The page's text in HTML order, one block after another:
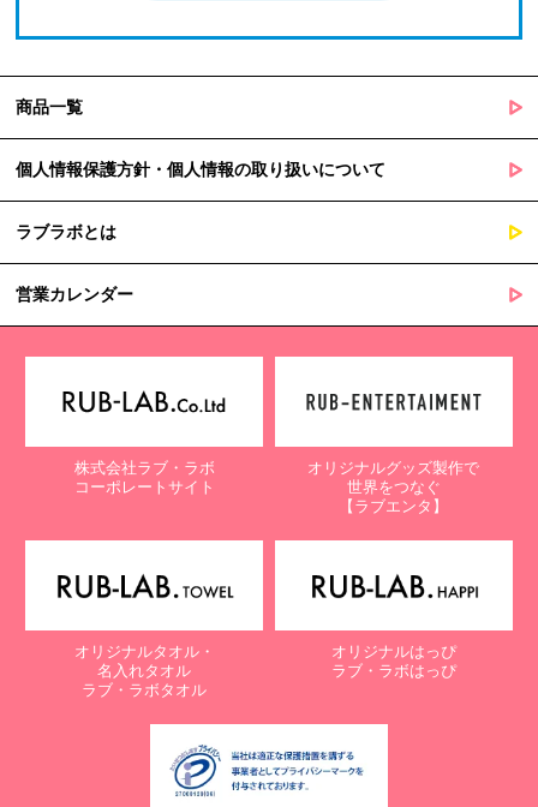
商品一覧
個人情報保護方針・個人情報の取り扱いについて
ラブラボとは
営業カレンダー
株式会社ラブ・ラボ
コーポレートサイト
オリジナルグッズ製作で
世界をつなぐ
【ラブエンタ】
オリジナルタオル・
名入れタオル
ラブ・ラボタオル
オリジナルはっぴ
ラブ・ラボはっぴ